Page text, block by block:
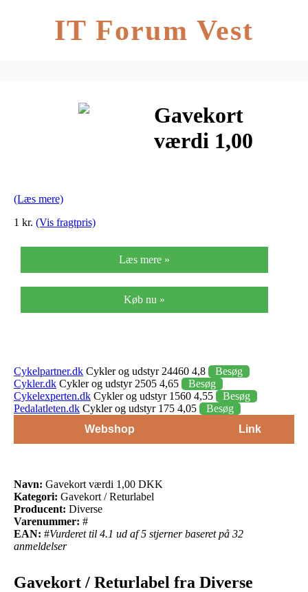
IT Forum Vest
Gavekort
værdi 1,00
(Læs mere)
1 kr. (Vis fragtpris)
Læs mere »
Køb nu »
Cykelpartner.dk Cykler og udstyr 24460 4,8
Besøg
Cykler.dk Cykler og udstyr 2505 4,65
Besøg
Cykelexperten.dk Cykler og udstyr 1560 4,55
Besøg
Pedalatleten.dk Cykler og udstyr 175 4,05
Besøg
Webshop
Link
Navn: Gavekort værdi 1,00 DKK
Kategori: Gavekort / Returlabel
Producent: Diverse
Varenummer: #
EAN: #Vurderet til 4.1 ud af 5 stjerner baseret på 32
anmeldelser
Gavekort / Returlabel fra Diverse